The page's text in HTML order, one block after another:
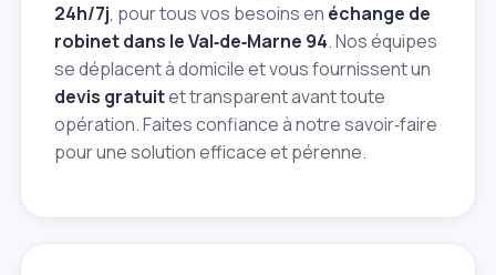
24h/7j, pour tous vos besoins en échange de
robinet dans le Val‑de‑Marne 94. Nos équipes
se déplacent à domicile et vous fournissent un
devis gratuitet transparent avant toute
opération. Faites confiance à notre savoir‑faire
pour une solution efficace et pérenne.